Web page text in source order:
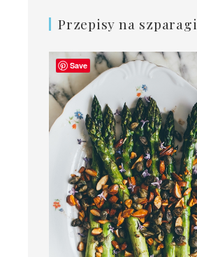
Przepisy na szparagi
Save